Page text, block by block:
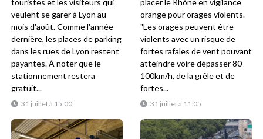
31 juillet à 15:00
veulent se garer à Lyon au
mois d'août. Comme l'année
dernière, les places de parking
dans les rues de Lyon restent
payantes. À noter que le
stationnement restera
gratuit...
31 juillet à 11:05
orange pour orages violents.
"Les orages peuvent être
violents avec un risque de
fortes rafales de vent pouvant
atteindre voire dépasser 80-
100km/h, de la grêle et de
fortes...